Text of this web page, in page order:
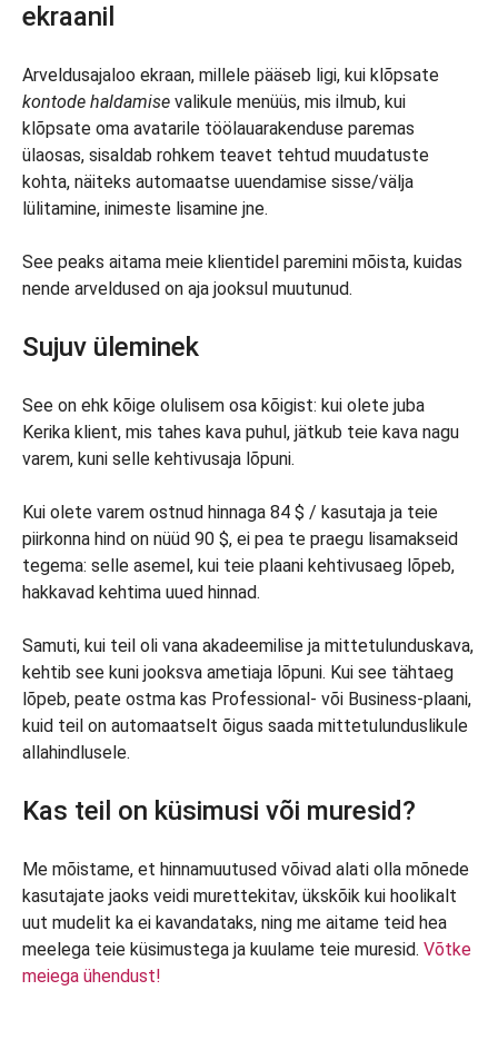
ekraanil
Arveldusajaloo ekraan, millele pääseb ligi, kui klõpsate
kontode haldamise valikule menüüs, mis ilmub, kui
klõpsate oma avatarile töölauarakenduse paremas
ülaosas, sisaldab rohkem teavet tehtud muudatuste
kohta, näiteks automaatse uuendamise sisse/välja
lülitamine, inimeste lisamine jne.
See peaks aitama meie klientidel paremini mõista, kuidas
nende arveldused on aja jooksul muutunud.
Sujuv üleminek
See on ehk kõige olulisem osa kõigist: kui olete juba
Kerika klient, mis tahes kava puhul, jätkub teie kava nagu
varem, kuni selle kehtivusaja lõpuni.
Kui olete varem ostnud hinnaga 84 $ / kasutaja ja teie
piirkonna hind on nüüd 90 $, ei pea te praegu lisamakseid
tegema: selle asemel, kui teie plaani kehtivusaeg lõpeb,
hakkavad kehtima uued hinnad.
Samuti, kui teil oli vana akadeemilise ja mittetulunduskava,
kehtib see kuni jooksva ametiaja lõpuni. Kui see tähtaeg
lõpeb, peate ostma kas Professional- või Business-plaani,
kuid teil on automaatselt õigus saada mittetulunduslikule
allahindlusele.
Kas teil on küsimusi või muresid?
Me mõistame, et hinnamuutused võivad alati olla mõnede
kasutajate jaoks veidi murettekitav, ükskõik kui hoolikalt
uut mudelit ka ei kavandataks, ning me aitame teid hea
meelega teie küsimustega ja kuulame teie muresid. Võtke
meiega ühendust!